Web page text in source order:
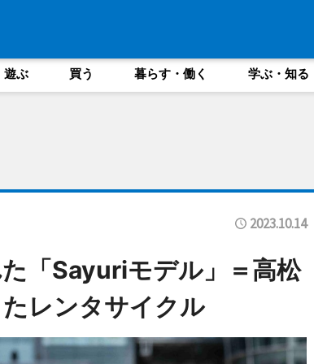
遊ぶ 買う 暮らす・働く 学ぶ・知る
2023.10.14
「Sayuriモデル」＝高松
レンタサイクル